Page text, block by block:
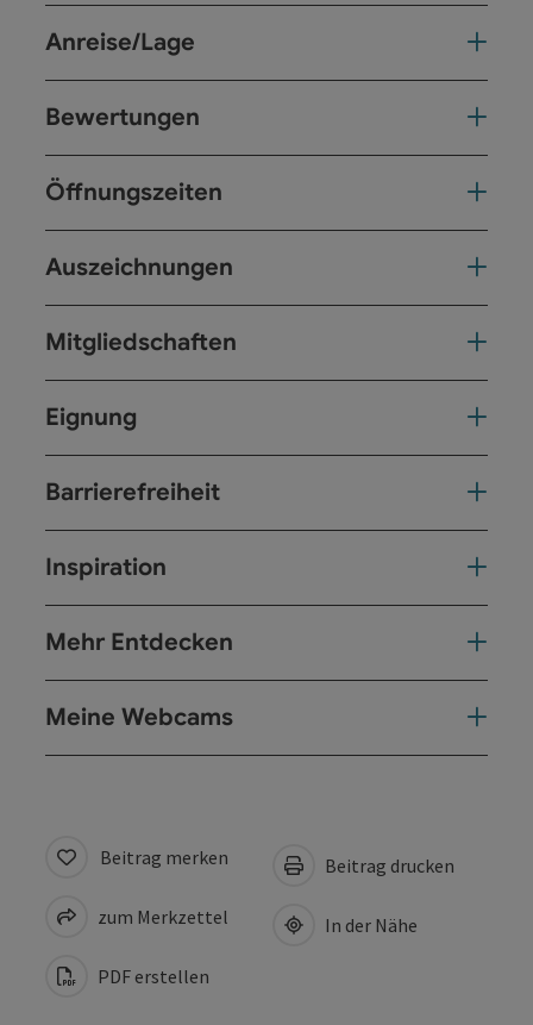
Anreise/Lage
Bewertungen
Öffnungszeiten
Auszeichnungen
Mitgliedschaften
Eignung
Barrierefreiheit
Inspiration
Mehr Entdecken
Meine Webcams
Beitrag merken
zum Merkzettel
PDF erstellen
Beitrag drucken
In der Nähe